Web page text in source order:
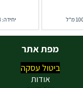
יחידה: 683.68 ₪ ל-100 גרם
מפת אתר
ביטול עסקה
אודות